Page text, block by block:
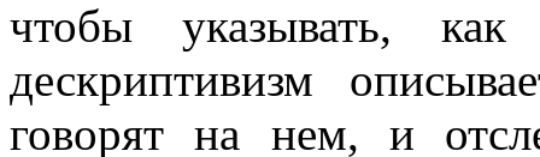
чтобы указывать,
дескриптивизм
говорят на нем, и